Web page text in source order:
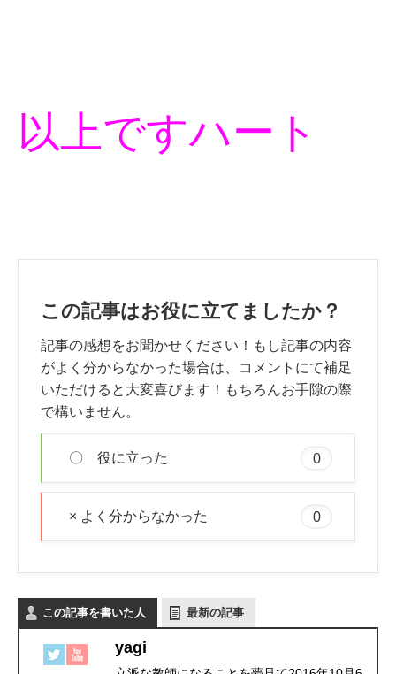
以上ですハート
この記事はお役に立てましたか？
記事の感想をお聞かせください！もし記事の内容
がよく分からなかった場合は、コメントにて補足
いただけると大変喜びます！もちろんお手隙の際
で構いません。
〇 役に立った 0
× よく分からなかった 0
この記事を書いた人 最新の記事
yagi